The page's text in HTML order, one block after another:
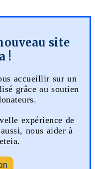
site
!
accueillir sur un
grâce au soutien
expérience de
nous aider à